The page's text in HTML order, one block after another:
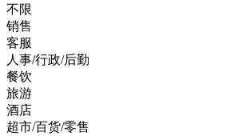
不限
销售
客服
人事/行政/后勤
餐饮
旅游
酒店
超市/百货/零售